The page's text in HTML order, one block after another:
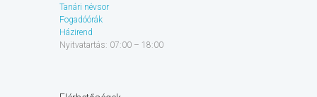
Tanári névsor
Fogadóórák
Házirend
Nyitvatartás: 07:00 – 18:00